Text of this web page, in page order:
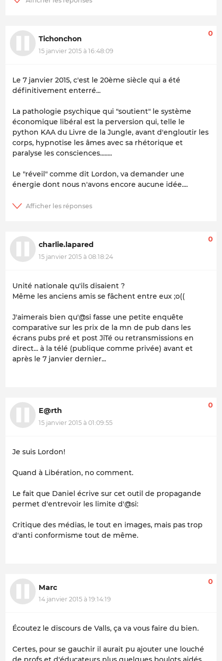
Tichonchon
15 janvier 2015 à 16:48:09
0
Le 7 janvier 2015, c'est le 20ème siècle qui a été
définitivement enterré...
La pathologie psychique qui "soutient" le système
économique libéral est la perversion qui, telle le
python KAA du Livre de la Jungle, avant d'engloutir les
corps, hypnotise les âmes avec sa rhétorique et
paralyse les consciences........
Le "réveil" comme dit Lordon, va demander une
énergie dont nous n'avons encore aucune idée....
charlie.lapared
15 janvier 2015 à 08:18:24
0
Unité nationale qu'ils disaient ?
Même les anciens amis se fâchent entre eux ;o((
J'aimerais bien qu'@si fasse une petite enquête
comparative sur les prix de la mn de pub dans les
écrans pubs pré et post JiTé ou retransmissions en
direct... à la télé (publique comme privée) avant et
après le 7 janvier dernier...
E@rth
15 janvier 2015 à 01:09:55
0
Je suis Lordon!
Quand à Libération, no comment.
Le fait que Daniel écrive sur cet outil de propagande
permet d'entrevoir les limite d'@si:
Critique des médias, le tout en images, mais pas trop
d'anti conformisme tout de même.
Marc
14 janvier 2015 à 19:14:19
0
Écoutez le discours de Valls, ça va vous faire du bien.
Certes, pour se gauchir il aurait pu ajouter une louché